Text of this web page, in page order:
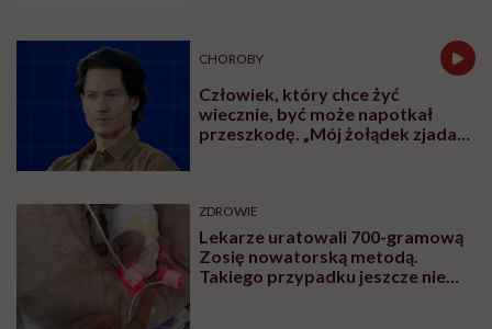
CHOROBY
Człowiek, który chce żyć
wiecznie, być może napotkał
przeszkodę. „Mój żołądek zjada
ZDROWIE
Lekarze uratowali 700-gramową
Zosię nowatorską metodą.
Takiego przypadku jeszcze nie